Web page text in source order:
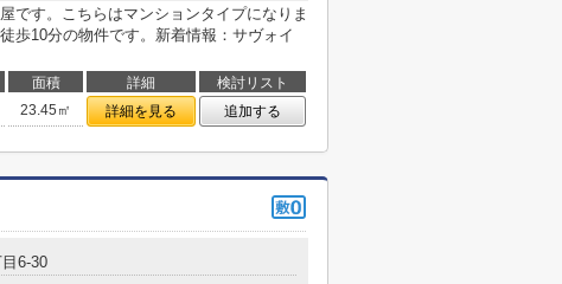
です。こちらはマンションタイプになりま
歩10分の物件です。新着情報：サヴォイ
面積 詳細
検討リスト
23.45㎡ 詳細を見る 追加する
目6-30